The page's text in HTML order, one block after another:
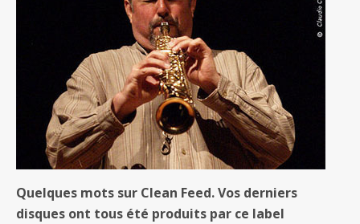
Quelques mots sur Clean Feed. Vos derniers
disques ont tous été produits par ce label